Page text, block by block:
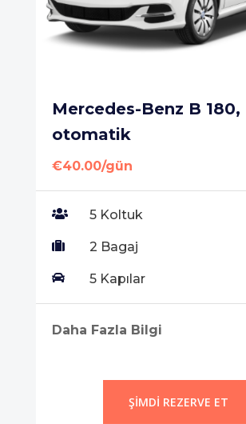
Mercedes-Benz B 180,
otomatik
€40.00/gün
 5 Koltuk
 2 Bagaj
 5 Kapılar
Daha Fazla Bilgi
ŞIMDI REZERVE ET